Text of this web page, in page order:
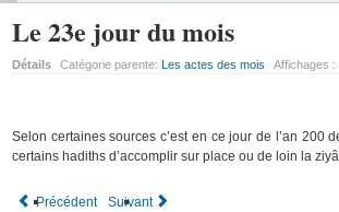
Le 23e jour du mois
Détails Catégorie parente: Les actes des mois Affichages :
Selon certaines sources c’est en ce jour de l’an 200
certains hadiths d’accomplir sur place ou de loin la
Précédent Suivant